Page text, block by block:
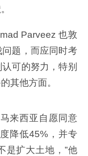
Parveez 也敦
题，而应同时考
可的努力，特别
其他方面。
来西亚自愿同意
降低45%，并专
是扩大土地，”他